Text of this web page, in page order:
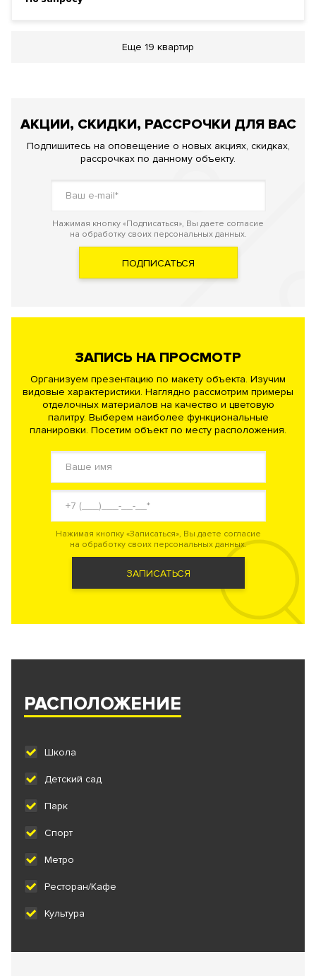
Еще 19 квартир
АКЦИИ, СКИДКИ, РАССРОЧКИ ДЛЯ ВАС
Подпишитесь на оповещение о новых акциях, скидках,
рассрочках по данному объекту.
Нажимая кнопку «Подписаться», Вы даете согласие
на обработку своих персональных данных.
ПОДПИСАТЬСЯ
ЗАПИСЬ НА ПРОСМОТР
Организуем презентацию по макету объекта. Изучим
видовые характеристики. Наглядно рассмотрим примеры
отделочных материалов на качество и цветовую
палитру. Выберем наиболее функциональные
планировки. Посетим объект по месту расположения.
Нажимая кнопку «Записаться», Вы даете согласие
на обработку своих персональных данных.
ЗАПИСАТЬСЯ
РАСПОЛОЖЕНИЕ
Школа
Детский сад
Парк
Спорт
Метро
Ресторан/Кафе
Культура